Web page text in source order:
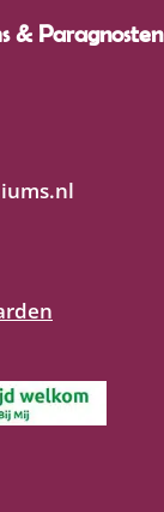
& Paragnosten